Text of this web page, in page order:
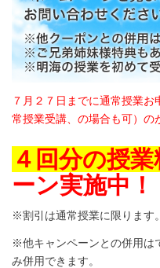
７月２７日までに通常授業
常授業受講、の場合も可）の
４回分の授
ーン実施中！
※割引は通常授業に限ります。
※他キャンペーンとの併用は
み併用できます。